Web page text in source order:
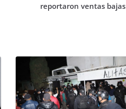
reportaron ventas bajas